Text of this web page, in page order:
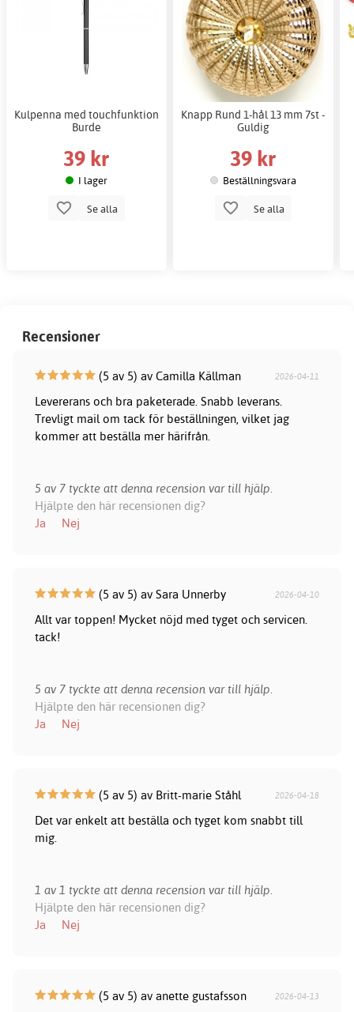
Kulpenna med touchfunktion
Burde
39 kr
I lager
Se alla
Knapp Rund 1-hål 13 mm 7st -
Guldig
39 kr
Beställningsvara
Se alla
Recensioner
(5 av 5) av Camilla Källman 2026-04-11
Levererans och bra paketerade. Snabb leverans.
Trevligt mail om tack för beställningen, vilket jag
kommer att beställa mer härifrån.
5 av 7 tyckte att denna recension var till hjälp.
Hjälpte den här recensionen dig?
Ja
Nej
(5 av 5) av Sara Unnerby 2026-04-10
Allt var toppen! Mycket nöjd med tyget och servicen.
tack!
5 av 7 tyckte att denna recension var till hjälp.
Hjälpte den här recensionen dig?
Ja
Nej
(5 av 5) av Britt-marie Ståhl 2026-04-18
Det var enkelt att beställa och tyget kom snabbt till
mig.
1 av 1 tyckte att denna recension var till hjälp.
Hjälpte den här recensionen dig?
Ja
Nej
(5 av 5) av anette gustafsson 2026-04-13